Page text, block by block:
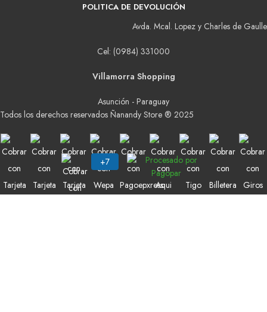
POLITICA DE DEVOLUCIÓN
Avda. Mcal. Lopez y Charles de Gaulle
Cel: (0984) 331000
Villamorra Shopping
Asunción - Paraguay
Todos los derechos reservados Ñanandy Store ® 2025
Buscar